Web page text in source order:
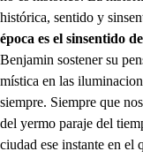
histórica, sentido y
época es el sinsentido
Benjamin sostener su
mística en las
siempre. Siempre que
del yermo paraje del
ciudad ese instante en el